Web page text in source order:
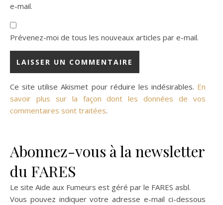
e-mail.
Prévenez-moi de tous les nouveaux articles par e-mail.
Ce site utilise Akismet pour réduire les indésirables. En
savoir plus sur la façon dont les données de vos
commentaires sont traitées.
Abonnez-vous à la newsletter
du FARES
Le site Aide aux Fumeurs est géré par le FARES asbl.
Vous pouvez indiquer votre adresse e-mail ci-dessous